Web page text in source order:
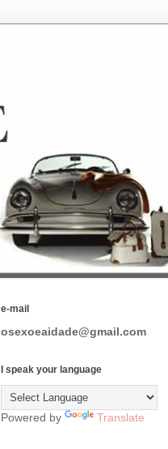
e-mail
osexoeaidade@gmail.com
I speak your language
Powered by Translate